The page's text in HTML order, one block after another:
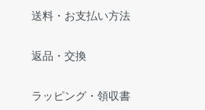
送料・お支払い方法
返品・交換
ラッピング・領収書